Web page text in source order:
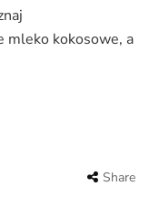
mleko kokosowe, a
Share